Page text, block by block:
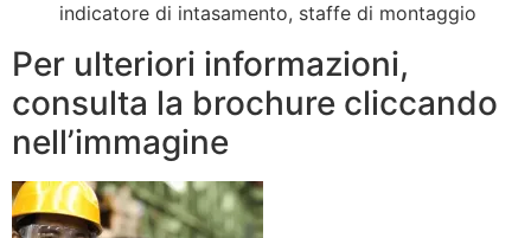
indicatore di intasamento, staffe di montaggio
Per ulteriori informazioni,
consulta la brochure cliccando
nell’immagine